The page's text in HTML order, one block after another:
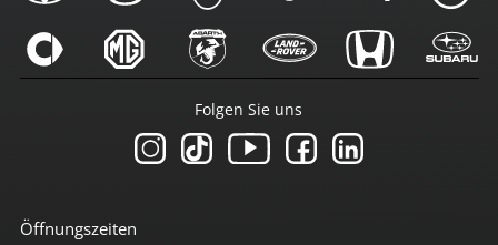
Öffnungszeiten
Folgen Sie uns